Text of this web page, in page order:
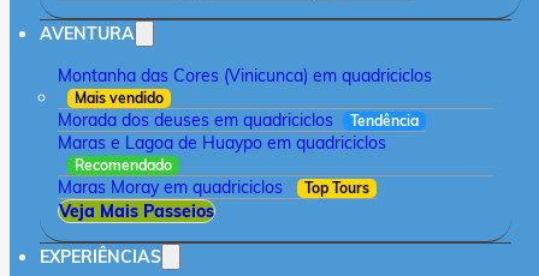
AVENTURA
Montanha das Cores (Vinicunca) em quadriciclos
Mais vendido
Morada dos deuses em quadriciclos Tendência
Maras e Lagoa de Huaypo em quadriciclos
Recomendado
Maras Moray em quadriciclos Top Tours
Veja Mais Passeios
EXPERIÊNCIAS